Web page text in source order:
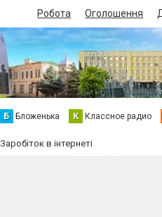
Робота Оголошення
Б Бложенька К Классное радио
Заробіток в інтернеті